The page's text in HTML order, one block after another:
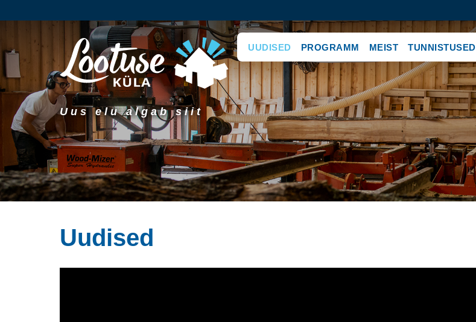
UUDISED PROGRAMM MEIST TUNNISTUSED
Uus elu algab siit
Uudised